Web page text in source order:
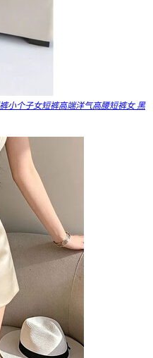
小个子女短裤高端洋气高腰短裤女 黑